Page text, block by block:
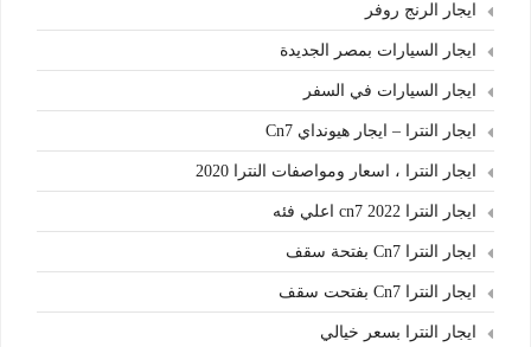
ايجار الرنج روفر
ايجار السيارات بمصر الجديدة
ايجار السيارات في السفر
ايجار النترا – ايجار هيونداي Cn7
ايجار النترا ، اسعار ومواصفات النترا 2020
ايجار النترا cn7 2022 اعلي فئه
ايجار النترا Cn7 بفتحة سقف
ايجار النترا Cn7 بفتحت سقف
ايجار النترا بسعر خيالي